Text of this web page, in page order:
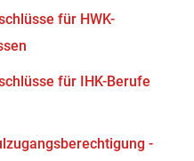
für HWK-
für IHK-Berufe
-